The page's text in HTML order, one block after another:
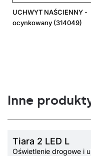
UCHWYT NAŚCIENNY -
ocynkowany (314049)
Inne
Tiara 2 LED L
Oświetlenie drogowe i